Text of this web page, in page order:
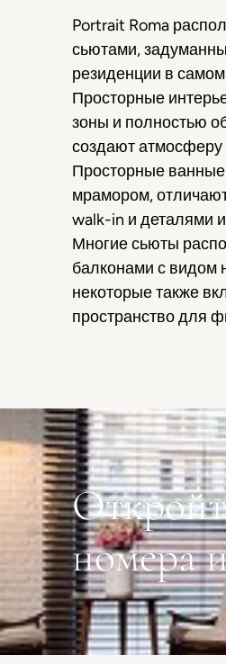
Portrait Roma
сьютами,
резиденции в
Просторные
зоны и полностью
создают атмосферу
Просторные
мрамором,
walk-in и деталями
Многие сьюты
балконами с видом
некоторые также
пространство для
номера